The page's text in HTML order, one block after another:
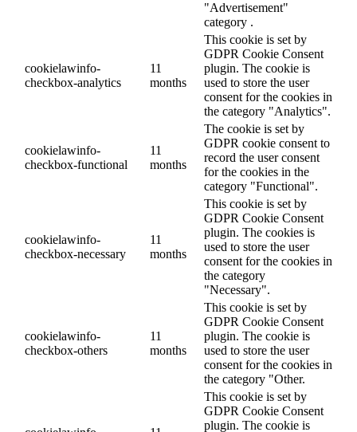
"Advertisement"
category .
cookielawinfo-
checkbox-analytics
11
months
This cookie is set by
GDPR Cookie Consent
plugin. The cookie is
used to store the user
consent for the cookies in
the category "Analytics".
cookielawinfo-
checkbox-functional
11
months
The cookie is set by
GDPR cookie consent to
record the user consent
for the cookies in the
category "Functional".
cookielawinfo-
checkbox-necessary
11
months
This cookie is set by
GDPR Cookie Consent
plugin. The cookies is
used to store the user
consent for the cookies in
the category
"Necessary".
cookielawinfo-
checkbox-others
11
months
This cookie is set by
GDPR Cookie Consent
plugin. The cookie is
used to store the user
consent for the cookies in
the category "Other.
This cookie is set by
GDPR Cookie Consent
plugin. The cookie is